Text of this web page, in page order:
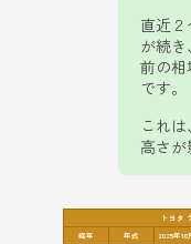
直近
が続
前の相
です。
これ
高さ
トヨタ
経年
年式 2025年10